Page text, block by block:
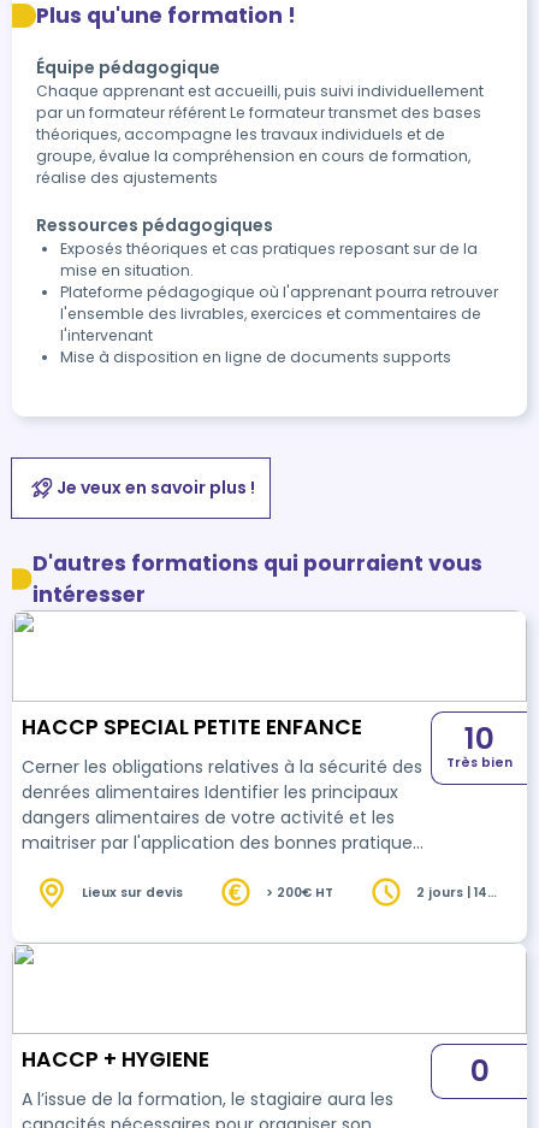
Plus qu'une formation !
Équipe pédagogique
Chaque apprenant est accueilli, puis suivi individuellement
par un formateur référent Le formateur transmet des bases
théoriques, accompagne les travaux individuels et de
groupe, évalue la compréhension en cours de formation,
réalise des ajustements
Ressources pédagogiques
Exposés théoriques et cas pratiques reposant sur de la
mise en situation.
Plateforme pédagogique où l'apprenant pourra retrouver
l'ensemble des livrables, exercices et commentaires de
l'intervenant
Mise à disposition en ligne de documents supports
Je veux en savoir plus !
D'autres formations qui pourraient vous
intéresser
HACCP SPECIAL PETITE ENFANCE
Cerner les obligations relatives à la sécurité des
denrées alimentaires Identifier les principaux
dangers alimentaires de votre activité et les
maitriser par l'application des bonnes pratiques
Comprendre les principes de l'HACCP et leur
10
Très bien
Lieux sur devis > 200€ HT
2 jours | 14
HACCP + HYGIENE
A l’issue de la formation, le stagiaire aura les
0